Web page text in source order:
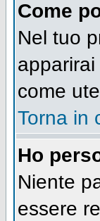
Come
Nel tuo
come
Torna in
Ho
Niente
essere